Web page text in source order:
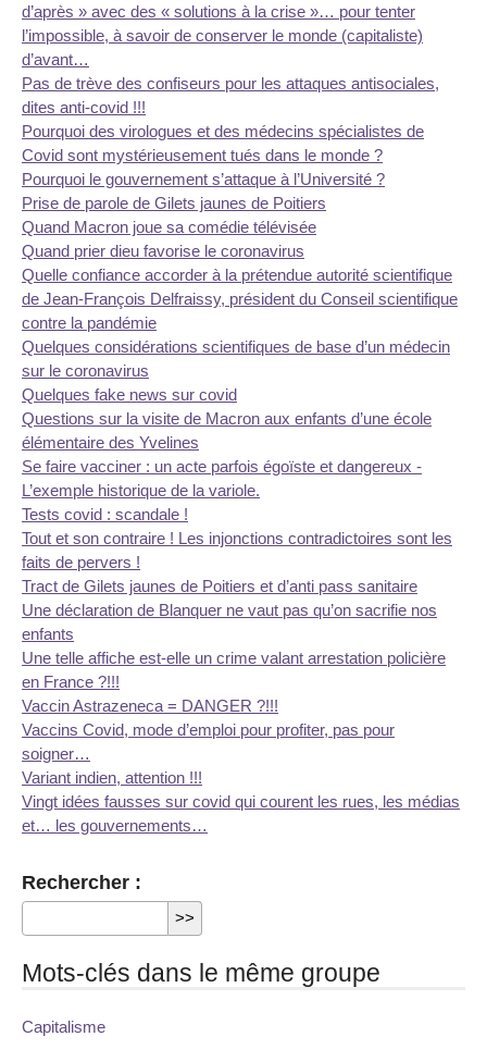
d’après » avec des « solutions à la crise »… pour tenter
l’impossible, à savoir de conserver le monde (capitaliste)
d’avant…
Pas de trève des confiseurs pour les attaques antisociales,
dites anti-covid !!!
Pourquoi des virologues et des médecins spécialistes de
Covid sont mystérieusement tués dans le monde ?
Pourquoi le gouvernement s’attaque à l’Université ?
Prise de parole de Gilets jaunes de Poitiers
Quand Macron joue sa comédie télévisée
Quand prier dieu favorise le coronavirus
Quelle confiance accorder à la prétendue autorité scientifique
de Jean-François Delfraissy, président du Conseil scientifique
contre la pandémie
Quelques considérations scientifiques de base d’un médecin
sur le coronavirus
Quelques fake news sur covid
Questions sur la visite de Macron aux enfants d’une école
élémentaire des Yvelines
Se faire vacciner : un acte parfois égoïste et dangereux -
L’exemple historique de la variole.
Tests covid : scandale !
Tout et son contraire ! Les injonctions contradictoires sont les
faits de pervers !
Tract de Gilets jaunes de Poitiers et d’anti pass sanitaire
Une déclaration de Blanquer ne vaut pas qu’on sacrifie nos
enfants
Une telle affiche est-elle un crime valant arrestation policière
en France ?!!!
Vaccin Astrazeneca = DANGER ?!!!
Vaccins Covid, mode d’emploi pour profiter, pas pour
soigner…
Variant indien, attention !!!
Vingt idées fausses sur covid qui courent les rues, les médias
et… les gouvernements…
Rechercher :
Mots-clés dans le même groupe
Capitalisme